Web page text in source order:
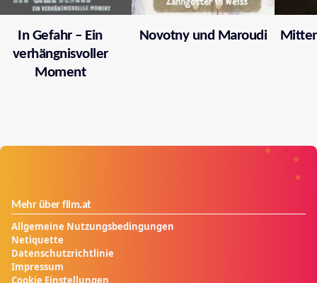
In Gefahr – Ein
verhängnisvoller
Moment
Novotny und Maroudi
Mehr über film.at
Allgemeine Nutzungsbedingungen
Netiquette
Datenschutzrichtlinie
Impressum
Cookie Einstellungen